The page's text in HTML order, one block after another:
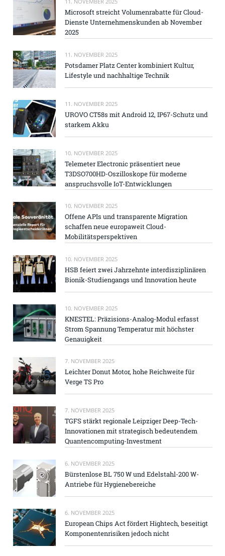
Microsoft streicht Volumenrabatte für Cloud-
Dienste Unternehmenskunden ab November
2025
11. NOVEMBER 2025
Potsdamer Platz Center kombiniert Kultur,
Lifestyle und nachhaltige Technik
11. NOVEMBER 2025
UROVO CT58s mit Android 12, IP67-Schutz und
starkem Akku
10. NOVEMBER 2025
Telemeter Electronic präsentiert neue
T3DSO700HD-Oszilloskope für moderne
anspruchsvolle IoT-Entwicklungen
10. NOVEMBER 2025
Offene APIs und transparente Migration
schaffen neue europaweit Cloud-
Mobilitätsperspektiven
10. NOVEMBER 2025
HSB feiert zwei Jahrzehnte interdisziplinären
Bionik-Studiengangs und Innovation heute
10. NOVEMBER 2025
KNESTEL: Präzisions-Analog-Modul erfasst
Strom Spannung Temperatur mit höchster
Genauigkeit
7. NOVEMBER 2025
Leichter Donut Motor, hohe Reichweite für
Verge TS Pro
7. NOVEMBER 2025
TGFS stärkt regionale Leipziger Deep-Tech-
Innovationen mit strategisch bedeutendem
Quantencomputing-Investment
6. NOVEMBER 2025
Bürstenlose BL 750 W und Edelstahl-200 W-
Antriebe für Hygienebereiche
6. NOVEMBER 2025
European Chips Act fördert Hightech, beseitigt
Komponentenrisiken jedoch nicht